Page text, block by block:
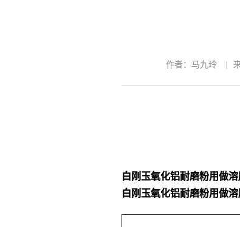
作者：马九玲
白刚玉氧化铝耐磨粉用做
白刚玉氧化铝耐磨粉用做